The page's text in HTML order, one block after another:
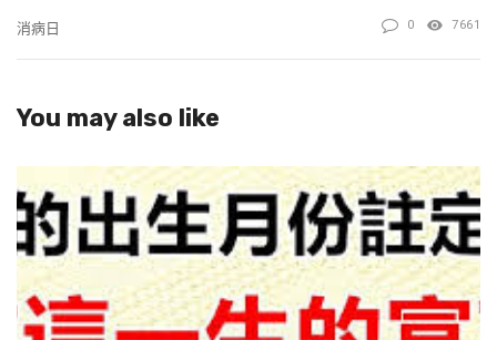
為媽媽就轉下、媽媽會健康走運。孩子會幸福加倍。
媽媽好運！→女兒兒子走運一輩子←願我的媽媽永遠快
消病日 0 7661
You may also like